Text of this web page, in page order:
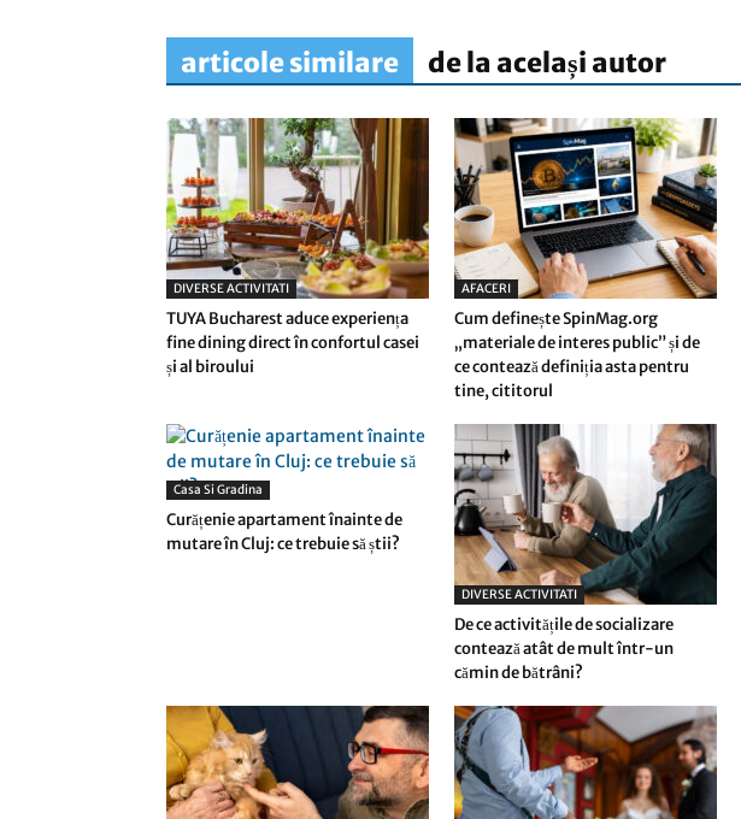
articole similare de la același autor
DIVERSE ACTIVITATI
TUYA Bucharest aduce experiența
fine dining direct în confortul casei
și al biroului
AFACERI
Cum definește SpinMag.org
„materiale de interes public” și de
ce contează definiția asta pentru
tine, cititorul
Casa Si Gradina
Curățenie apartament înainte de
mutare în Cluj: ce trebuie să știi?
DIVERSE ACTIVITATI
De ce activitățile de socializare
contează atât de mult într-un
cămin de bătrâni?